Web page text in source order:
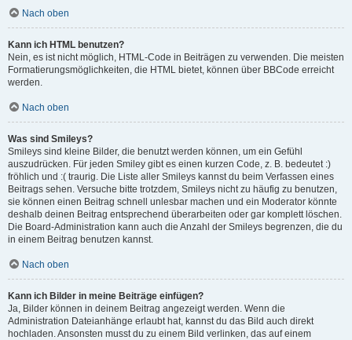
Nach oben
Kann ich HTML benutzen?
Nein, es ist nicht möglich, HTML-Code in Beiträgen zu verwenden. Die meisten
Formatierungsmöglichkeiten, die HTML bietet, können über BBCode erreicht
werden.
Nach oben
Was sind Smileys?
Smileys sind kleine Bilder, die benutzt werden können, um ein Gefühl
auszudrücken. Für jeden Smiley gibt es einen kurzen Code, z. B. bedeutet :)
fröhlich und :( traurig. Die Liste aller Smileys kannst du beim Verfassen eines
Beitrags sehen. Versuche bitte trotzdem, Smileys nicht zu häufig zu benutzen,
sie können einen Beitrag schnell unlesbar machen und ein Moderator könnte
deshalb deinen Beitrag entsprechend überarbeiten oder gar komplett löschen.
Die Board-Administration kann auch die Anzahl der Smileys begrenzen, die du
in einem Beitrag benutzen kannst.
Nach oben
Kann ich Bilder in meine Beiträge einfügen?
Ja, Bilder können in deinem Beitrag angezeigt werden. Wenn die
Administration Dateianhänge erlaubt hat, kannst du das Bild auch direkt
hochladen. Ansonsten musst du zu einem Bild verlinken, das auf einem